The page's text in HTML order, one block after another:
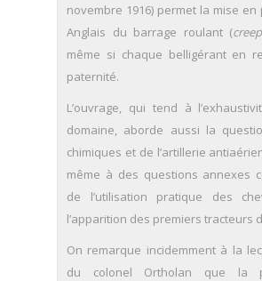
novembre 1916) permet la mise en
Anglais du barrage roulant (
même si chaque belligérant en
paternité.
L’ouvrage, qui tend à
domaine, aborde aussi la
chimiques et de l’artillerie
même à des questions annexes
de l’utilisation pratique des
l’apparition des premiers tracteurs
On remarque incidemment à la
du colonel Ortholan que la